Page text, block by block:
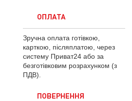
ОПЛАТА
Зручна оплата готівкою,
карткою, післяплатою, через
систему Приват24 або за
безготівковим розрахунком (з
ПДВ).
ПОВЕРНЕННЯ